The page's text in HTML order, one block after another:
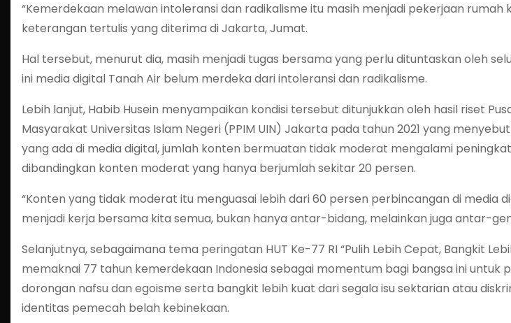
“Kemerdekaan melawan intoleransi dan radikalisme itu masih menjadi pekerjaan rumah
keterangan tertulis yang diterima di Jakarta, Jumat.
Hal tersebut, menurut dia, masih menjadi tugas bersama yang perlu dituntaskan oleh
ini media digital Tanah Air belum merdeka dari intoleransi dan radikalisme.
Lebih lanjut, Habib Husein menyampaikan kondisi tersebut ditunjukkan oleh hasil riset
Masyarakat Universitas Islam Negeri (PPIM UIN) Jakarta pada tahun 2021 yang
yang ada di media digital, jumlah konten bermuatan tidak moderat mengalami
dibandingkan konten moderat yang hanya berjumlah sekitar 20 persen.
“Konten yang tidak moderat itu menguasai lebih dari 60 persen perbincangan di media
menjadi kerja bersama kita semua, bukan hanya antar-bidang, melainkan juga antar-
Selanjutnya, sebagaimana tema peringatan HUT Ke-77 RI “Pulih Lebih Cepat, Bangkit
memaknai 77 tahun kemerdekaan Indonesia sebagai momentum bagi bangsa ini untuk
dorongan nafsu dan egoisme serta bangkit lebih kuat dari segala isu sektarian atau
identitas pemecah belah kebinekaan.